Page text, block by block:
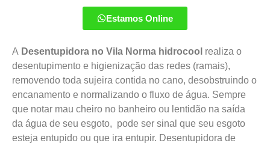
Estamos Online
A Desentupidora no Vila Norma hidrocool realiza o
desentupimento e higienização das redes (ramais),
removendo toda sujeira contida no cano, desobstruindo o
encanamento e normalizando o fluxo de água. Sempre
que notar mau cheiro no banheiro ou lentidão na saída
da água de seu esgoto, pode ser sinal que seu esgoto
esteja entupido ou que ira entupir. Desentupidora de